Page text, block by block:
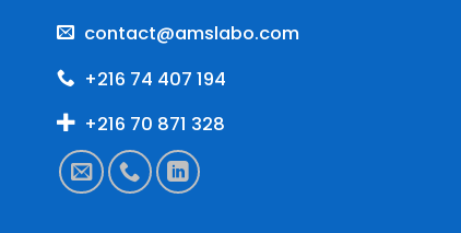
contact@amslabo.com
+216 74 407 194
+216 70 871 328